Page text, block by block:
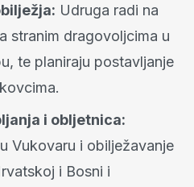
Udruga radi na
stranim dragovoljcima u
te planiraju postavljanje
i obljetnica:
Vukovaru i obilježavanje
i Bosni i